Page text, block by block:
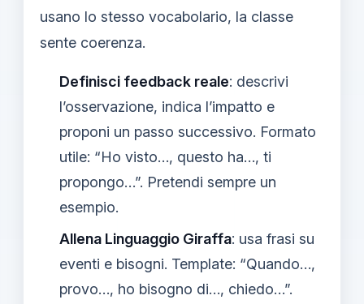
usano lo stesso vocabolario, la classe
sente coerenza.
Definisci feedback reale: descrivi
l’osservazione, indica l’impatto e
proponi un passo successivo. Formato
utile: “Ho visto…, questo ha…, ti
propongo…”. Pretendi sempre un
esempio.
Allena Linguaggio Giraffa: usa frasi su
eventi e bisogni. Template: “Quando…,
provo…, ho bisogno di…, chiedo…”.